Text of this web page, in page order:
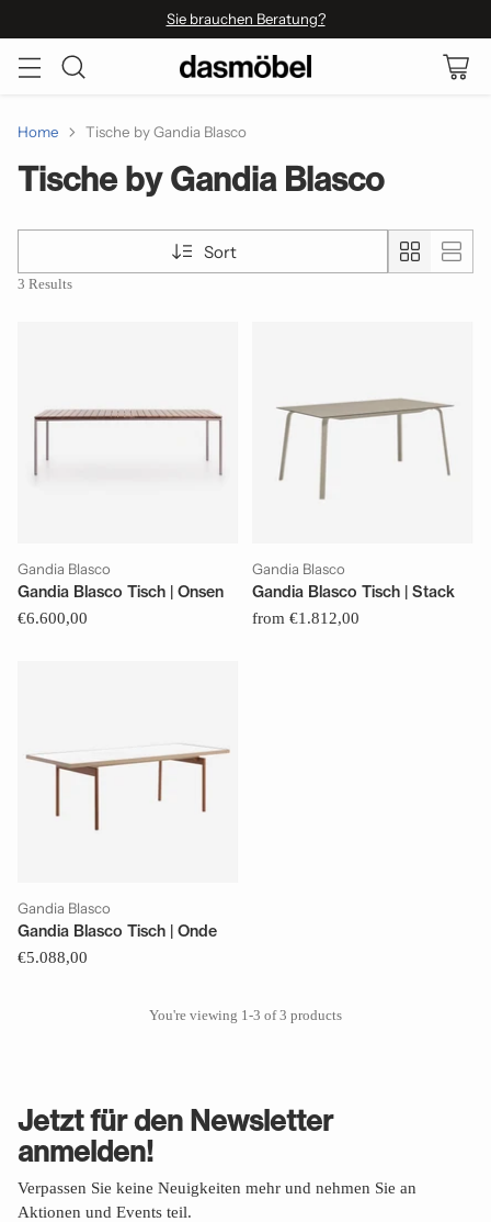
Sie brauchen Beratung?
Home Tische by Gandia Blasco
Tische by Gandia Blasco
Sort
3 Results
Gandia Blasco
Gandia Blasco Tisch | Onsen
€6.600,00
Gandia Blasco
Gandia Blasco Tisch | Stack
from €1.812,00
Gandia Blasco
Gandia Blasco Tisch | Onde
€5.088,00
You're viewing 1-3 of 3 products
Jetzt für den Newsletter
anmelden!
Verpassen Sie keine Neuigkeiten mehr und nehmen Sie an
Aktionen und Events teil.